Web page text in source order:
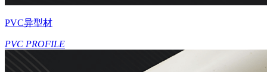
PVC异型材
PVC PROFILE